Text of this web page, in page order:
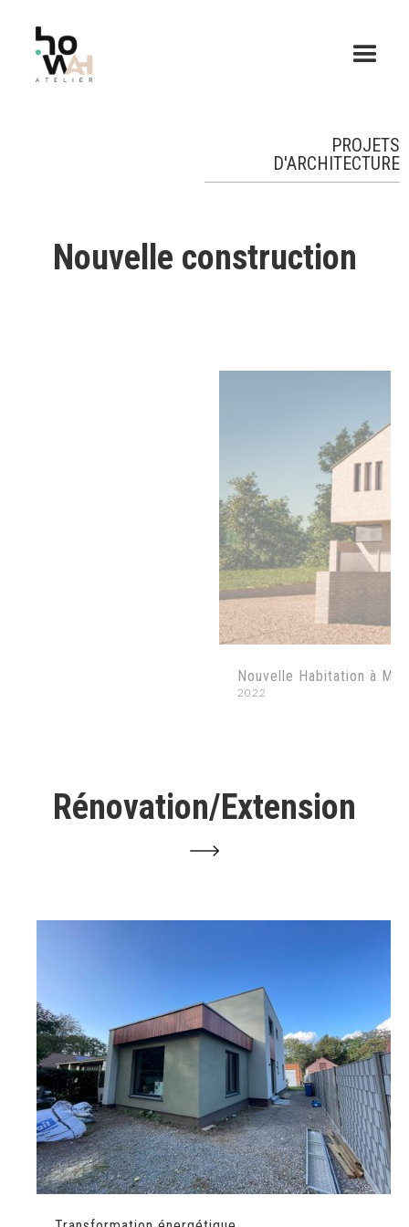
PROJETS
D'ARCHITECTURE
Nouvelle construction
Nouvelle Habitation à
2022
Rénovation/Extension